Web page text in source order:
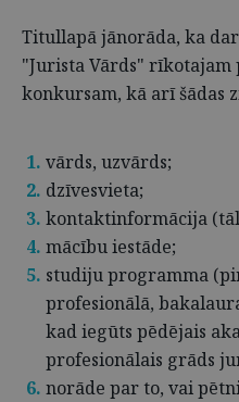
Titullapā jānorāda, ka
"Jurista Vārds" rīkotajam
konkursam, kā arī šādas
vārds, uzvārds;
dzīvesvieta;
kontaktinformācija
mācību iestāde;
studiju programma
profesionālā,
kad iegūts pēdējais
profesionālais grāds
norāde par to, vai